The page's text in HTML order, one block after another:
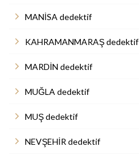
MANİSA dedektif
KAHRAMANMARAŞ dedektif
MARDİN dedektif
MUĞLA dedektif
MUŞ dedektif
NEVŞEHİR dedektif